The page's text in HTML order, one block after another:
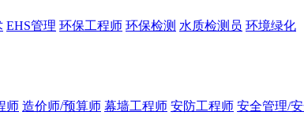
EHS管理 环保工程师 环保检测 水质检测员 环境绿化
师 造价师/预算师 幕墙工程师 安防工程师 安全管理/